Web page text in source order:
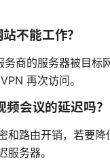
不能工作？
商的服务器被目标
再次访问。
会议的延迟吗？
和路由开销，若要降
服务器。